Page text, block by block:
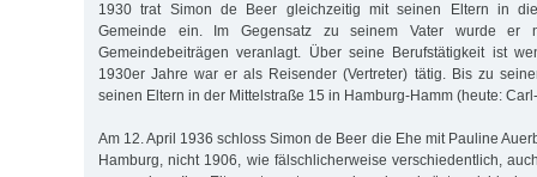
1930 trat Simon de Beer gleichzeitig mit seinen Eltern in
Gemeinde ein. Im Gegensatz zu seinem Vater wurde er
Gemeindebeiträgen veranlagt. Über seine Berufstätigkeit ist
1930er Jahre war er als Reisender (Vertreter) tätig. Bis zu
seinen Eltern in der Mittelstraße 15 in Hamburg-Hamm (heute:
Am 12. April 1936 schloss Simon de Beer die Ehe mit Pauline
Hamburg, nicht 1906, wie fälschlicherweise verschiedentlich,